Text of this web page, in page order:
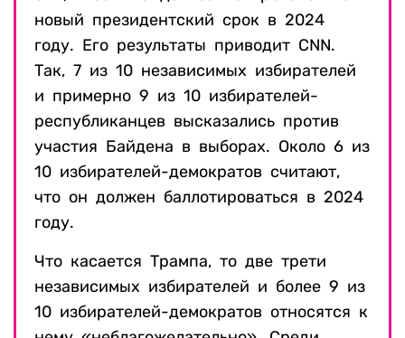
новый президентский срок в 2024
году. Его результаты приводит CNN.
Так, 7 из 10 независимых избирателей
и примерно 9 из 10 избирателей-
республиканцев высказались против
участия Байдена в выборах. Около 6 из
10 избирателей-демократов считают,
что он должен баллотироваться в 2024
году.
Что касается Трампа, то две трети
независимых избирателей и более 9 из
10 избирателей-демократов относятся к